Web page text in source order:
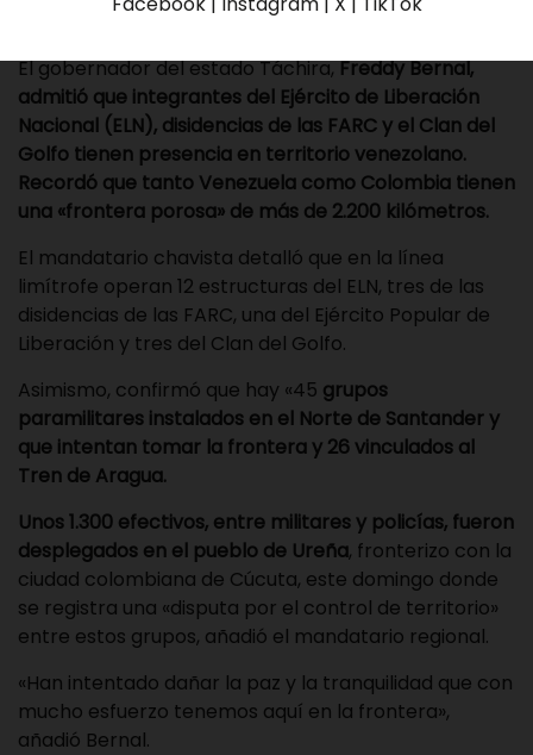
El gobernador del estado Táchira,Freddy Bernal,
admitió que integrantes del Ejército de Liberación
Nacional (ELN), disidencias de las FARC y el Clan del
Golfo tienen presencia en territorio venezolano.
Recordó que tanto Venezuela como Colombia tienen
una «frontera porosa» de más de 2.200 kilómetros.
El mandatario chavista detalló que en la línea
limítrofe operan 12 estructuras del ELN, tres de las
disidencias de las FARC, una del Ejército Popular de
Liberación y tres del Clan del Golfo.
Asimismo, confirmó que hay «45 grupos
paramilitares instalados en el Norte de Santander y
que intentan tomar la frontera y 26 vinculados al
Tren de Aragua.
Unos 1.300 efectivos, entre militares y policías, fueron
desplegados en el pueblo de Ureña, fronterizo con la
ciudad colombiana de Cúcuta, este domingo donde
se registra una «disputa por el control de territorio»
entre estos grupos, añadió el mandatario regional.
«Han intentado dañar la paz y la tranquilidad que con
mucho esfuerzo tenemos aquí en la frontera»,
añadió Bernal.